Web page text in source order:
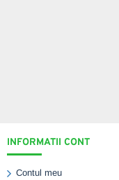
INFORMATII CONT
Contul meu